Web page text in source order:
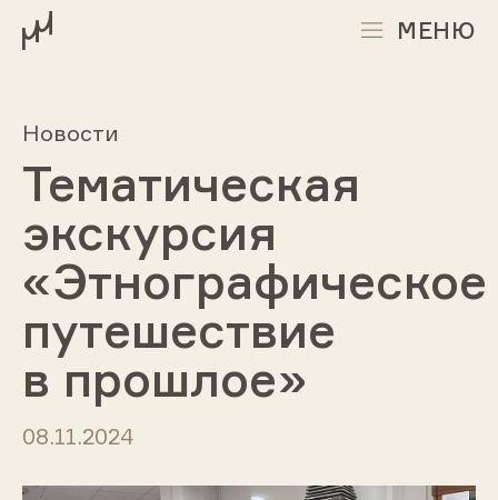
МЕНЮ
Новости
Тематическая
экскурсия
«Этнографическое
путешествие
в прошлое»
08.11.2024